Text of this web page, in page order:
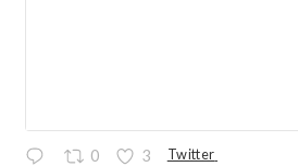
0 3 Twitter